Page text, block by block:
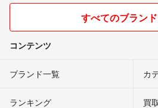
すべてのブラン
コンテンツ
ブランド一覧 カ
ランキング 買